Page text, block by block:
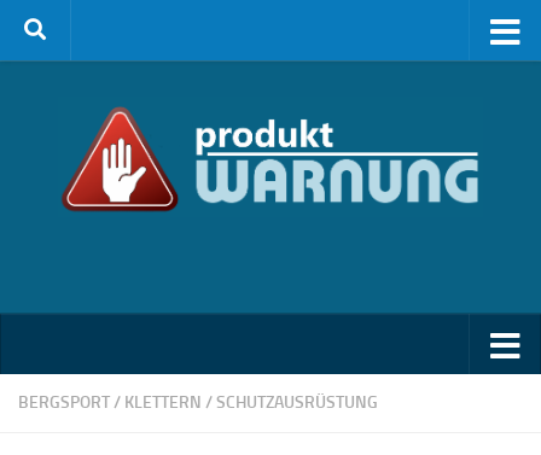
Zum Inhalt springen
BERGSPORT / KLETTERN /SCHUTZAUSRÜSTUNG